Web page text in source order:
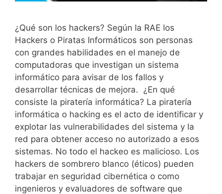
¿Qué son los hackers? Según la RAE los
Hackers o Piratas Informáticos son personas
con grandes habilidades en el manejo de
computadoras que investigan un sistema
informático para avisar de los fallos y
desarrollar técnicas de mejora. ¿En qué
consiste la piratería informática? La piratería
informática o hacking es el acto de identificar y
explotar las vulnerabilidades del sistema y la
red para obtener acceso no autorizado a esos
sistemas. No todo el hackeo es malicioso. Los
hackers de sombrero blanco (éticos) pueden
trabajar en seguridad cibernética o como
ingenieros y evaluadores de software que